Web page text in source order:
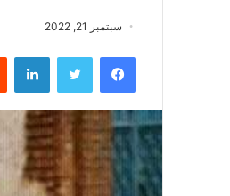
سبتمبر 21, 2022
فيسبوك تويتر